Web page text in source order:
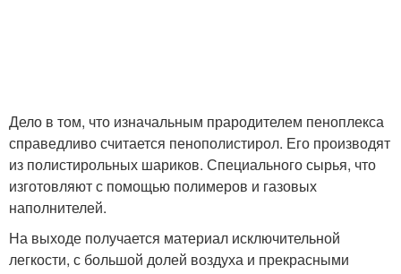
Дело в том, что изначальным прародителем пеноплекса
справедливо считается пенополистирол. Его производят
из полистирольных шариков. Специального сырья, что
изготовляют с помощью полимеров и газовых
наполнителей.
На выходе получается материал исключительной
легкости, с большой долей воздуха и прекрасными